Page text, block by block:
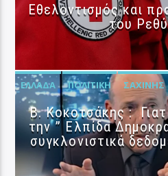
Εθελοντισμός και
του
ΕΛΛΆΔΑ ΠΟΛΙΤΙΚΉ ΣΑΧΊΝΗΣ
Β. Κοκοτσάκης :
την ” Ελπίδα
συγκλονιστικά